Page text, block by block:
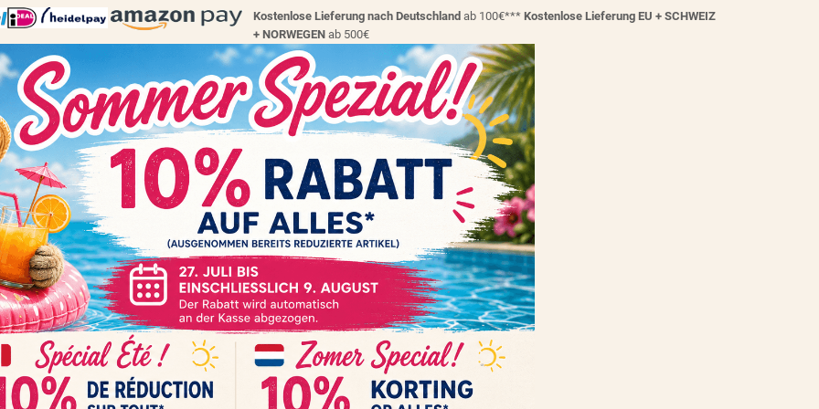
Kostenlose Lieferung nach Deutschland ab 100€*** Kostenlose Lieferung EU + SCHWEIZ
+ NORWEGEN ab 500€